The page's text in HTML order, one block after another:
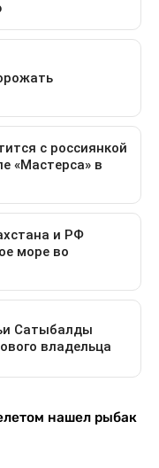
нашел рыбак